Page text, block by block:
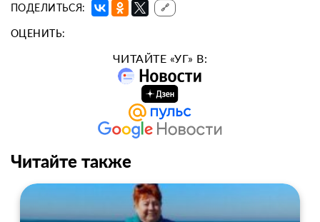
ПОДЕЛИТЬСЯ: 🔗
ОЦЕНИТЬ:
ЧИТАЙТЕ «УГ» В:
Читайте также